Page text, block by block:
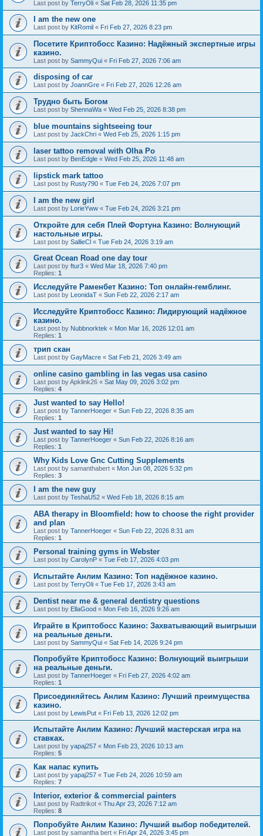
Last post by TerryOli « Sat Feb 28, 2026 11:35 pm
I am the new one
Last post by KitRomil « Fri Feb 27, 2026 8:23 pm
Посетите Криптобосс Казино: Надёжный экспертные игры
казино.
Last post by SammyQui « Fri Feb 27, 2026 7:06 am
disposing of car
Last post by JoannGre « Fri Feb 27, 2026 12:26 am
Трудно быть Богом
Last post by ShennaWa « Wed Feb 25, 2026 8:38 pm
blue mountains sightseeing tour
Last post by JackChri « Wed Feb 25, 2026 1:15 pm
laser tattoo removal with Olha Po
Last post by BenEdgle « Wed Feb 25, 2026 11:48 am
lipstick mark tattoo
Last post by Rusty790 « Tue Feb 24, 2026 7:07 pm
I am the new girl
Last post by LorieYww « Tue Feb 24, 2026 3:21 pm
Откройте для себя Плей Фортуна Казино: Волнующий
настольные игры.
Last post by SallieCl « Tue Feb 24, 2026 3:19 am
Great Ocean Road one day tour
Last post by ftur3 « Wed Mar 18, 2026 7:40 pm
Replies: 1
Исследуйте Раменбет Казино: Топ онлайн-гемблинг.
Last post by LeonidaT « Sun Feb 22, 2026 2:17 am
Исследуйте Криптобосс Казино: Лидирующий надёжное
казино.
Last post by Nubbnorktek « Mon Mar 16, 2026 12:01 am
Replies: 1
трип скан
Last post by GayMacre « Sat Feb 21, 2026 3:49 am
online casino gambling in las vegas usa casino
Last post byApklink26 « Sat May 09, 2026 3:02 pm
Replies: 4
Just wanted to say Hello!
Last post by TannerHoeger « Sun Feb 22, 2026 8:35 am
Replies: 1
Just wanted to say Hi!
Last post by TannerHoeger « Sun Feb 22, 2026 8:16 am
Replies: 1
Why Kids Love Gnc Cutting Supplements
Last post by samanthabert « Mon Jun 08, 2026 5:32 pm
Replies: 3
I am the new guy
Last post by TeshaU52 « Wed Feb 18, 2026 8:15 am
ABA therapy in Bloomfield: how to choose the right provider
and plan
Last post by TannerHoeger « Sun Feb 22, 2026 8:31 am
Replies: 1
Personal training gyms in Webster
Last post by CarolynP « Tue Feb 17, 2026 4:03 pm
Испытайте Анлим Казино: Топ надёжное казино.
Last post by TerryOli « Tue Feb 17, 2026 3:43 am
Dentist near me & general dentistry questions
Last post by EllaGood « Mon Feb 16, 2026 9:26 am
Играйте в Криптобосс Казино: Захватывающий выигрыши
на реальные деньги.
Last post by SammyQui « Sat Feb 14, 2026 9:24 pm
Попробуйте Криптобосс Казино: Волнующий выигрыши
на реальные деньги.
Last post by TannerHoeger « Fri Feb 27, 2026 4:02 am
Replies: 1
Присоединяйтесь Анлим Казино: Лучший преимущества
казино.
Last post by LewisPut « Fri Feb 13, 2026 12:02 pm
Испытайте Анлим Казино: Лучший мастерская игра на
ставках.
Last post by yapaj257 « Mon Feb 23, 2026 10:13 am
Replies: 5
Как напас купить
Last post by yapaj257 « Tue Feb 24, 2026 10:59 am
Replies: 7
Interior, exterior & commercial painters
Last post by Radtrikot « Thu Apr 23, 2026 7:12 am
Replies: 8
Попробуйте Анлим Казино: Лучший выбор победителей.
Last post by samantha bert « Fri Apr 24, 2026 3:45 pm